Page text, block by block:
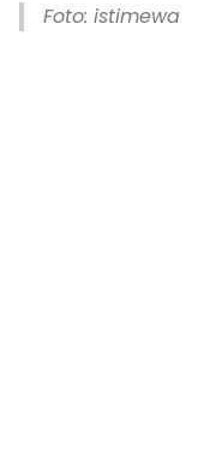
Foto: istimewa